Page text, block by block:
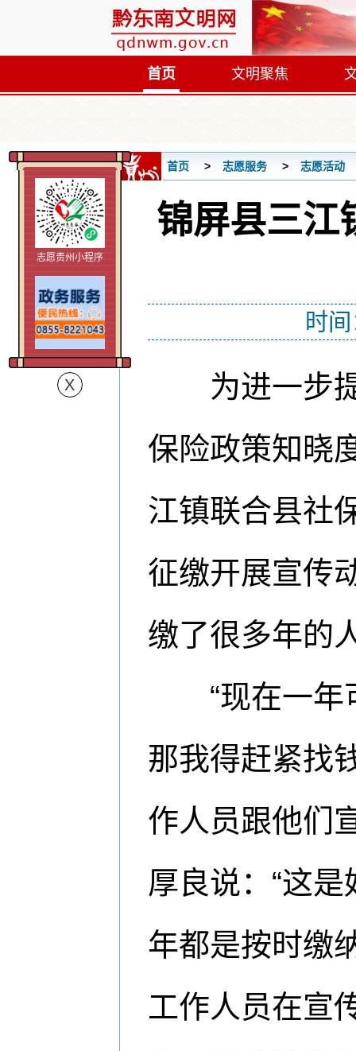
首页 文明聚焦
首页 志愿服务 志愿活动
锦屏县三江
时
为进一步提
保险政策知晓
江镇联合县社
征缴开展宣传
缴了很多年的
“现在一年
那我得赶紧找
作人员跟他们
厚良说：“这
年都是按时缴
工作人员在宣
志愿贵州小程序